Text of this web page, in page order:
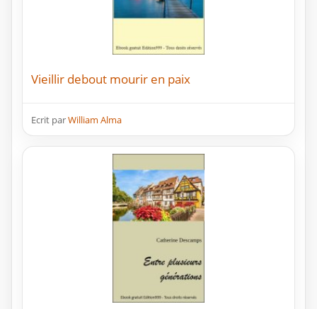
Vieillir debout mourir en paix
Ecrit parWilliam Alma